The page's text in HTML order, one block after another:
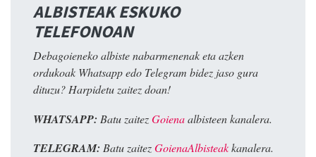
ALBISTEAK ESKUKO
TELEFONOAN
Debagoieneko albiste nabarmenenak eta azken
ordukoak Whatsapp edo Telegram bidez jaso gura
dituzu? Harpidetu zaitez doan!
WHATSAPP: Batu zaitezGoienaalbisteen kanalera.
TELEGRAM: Batu zaitezGoienaAlbisteakkanalera.